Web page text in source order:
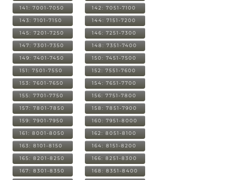
141: 7001-7050 142: 7051-7100
143: 7101-7150 144: 7151-7200
145: 7201-7250 146: 7251-7300
147: 7301-7350 148: 7351-7400
149: 7401-7450 150: 7451-7500
151: 7501-7550 152: 7551-7600
153: 7601-7650 154: 7651-7700
155: 7701-7750 156: 7751-7800
157: 7801-7850 158: 7851-7900
159: 7901-7950 160: 7951-8000
161: 8001-8050 162: 8051-8100
163: 8101-8150 164: 8151-8200
165: 8201-8250 166: 8251-8300
167: 8301-8350 168: 8351-8400